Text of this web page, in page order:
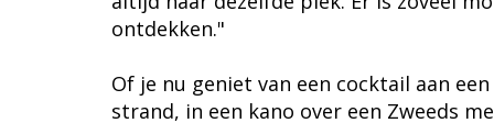
ontdekken."
Of je nu geniet van een cocktail aan
strand, in een kano over een Zweeds